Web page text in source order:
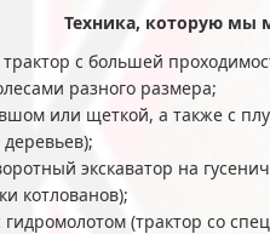
Техника, которую мы
трактор с большей
разного размера;
или щеткой, а также с
экскаватор на
котлованов);
гидромолотом (трактор со